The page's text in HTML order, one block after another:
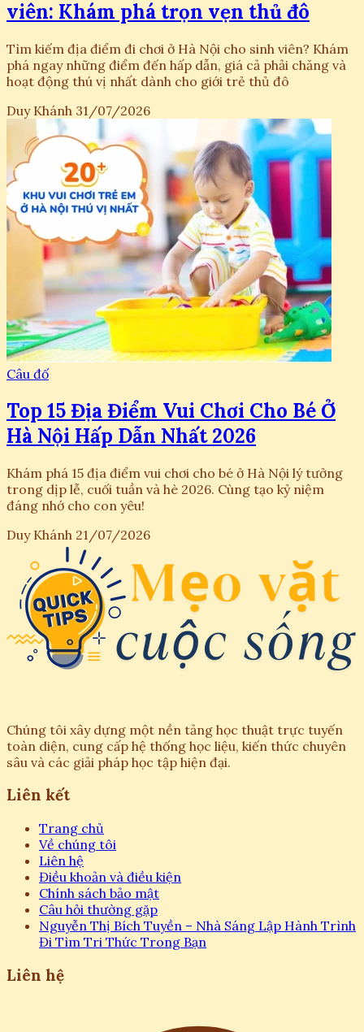
viên: Khám phá trọn vẹn thủ đô
Tìm kiếm địa điểm đi chơi ở Hà Nội cho sinh viên? Khám
phá ngay những điểm đến hấp dẫn, giá cả phải chăng và
hoạt động thú vị nhất dành cho giới trẻ thủ đô
Duy Khánh 31/07/2026
Câu đố
Top 15 Địa Điểm Vui Chơi Cho Bé Ở
Hà Nội Hấp Dẫn Nhất 2026
Khám phá 15 địa điểm vui chơi cho bé ở Hà Nội lý tưởng
trong dịp lễ, cuối tuần và hè 2026. Cùng tạo kỷ niệm
đáng nhớ cho con yêu!
Duy Khánh 21/07/2026
Chúng tôi xây dựng một nền tảng học thuật trực tuyến
toàn diện, cung cấp hệ thống học liệu, kiến thức chuyên
sâu và các giải pháp học tập hiện đại.
Liên kết
Trang chủ
Về chúng tôi
Liên hệ
Điều khoản và điều kiện
Chính sách bảo mật
Câu hỏi thường gặp
Nguyễn Thị Bích Tuyền – Nhà Sáng Lập Hành Trình
Đi Tìm Tri Thức Trong Bạn
Liên hệ